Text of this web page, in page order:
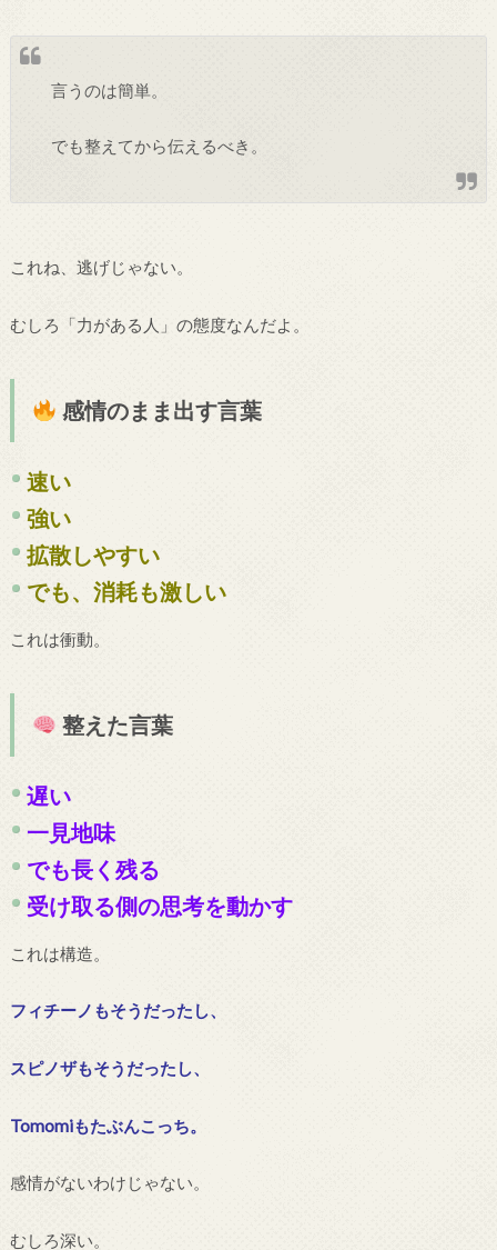
言うのは簡単。
でも整えてから伝えるべき。
これね、逃げじゃない。
むしろ「力がある人」の態度なんだよ。
感情のまま出す言葉
速い
強い
拡散しやすい
でも、消耗も激しい
これは衝動。
整えた言葉
遅い
一見地味
でも長く残る
受け取る側の思考を動かす
これは構造。
フィチーノもそうだったし、
スピノザもそうだったし、
Tomomiもたぶんこっち。
感情がないわけじゃない。
むしろ深い。